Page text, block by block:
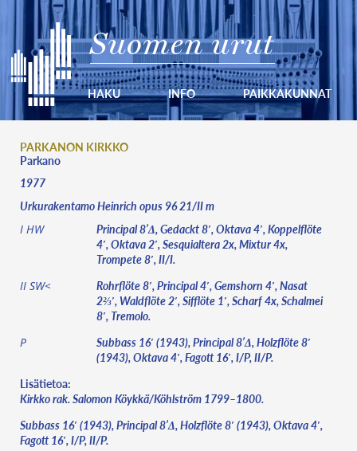
Suomen urut
HAKU INFO PAIKKAKUNNAT
PARKANON KIRKKO
Parkano
1977
Urkurakentamo Heinrich opus 96 21/II m
I HW
Principal 8’Δ, Gedackt 8′, Oktava 4′, Koppelflöte
4′, Oktava 2′, Sesquialtera 2x, Mixtur 4x,
Trompete 8′, II/I.
II SW<
Rohrflöte 8′, Principal 4′, Gemshorn 4′, Nasat
2⅔′, Waldflöte 2′, Sifflöte 1′, Scharf 4x, Schalmei
8′, Tremolo.
P
Subbass 16′ (1943), Principal 8’Δ, Holzflöte 8′
(1943), Oktava 4′, Fagott 16′, I/P, II/P.
Lisätietoa:
Kirkko rak. Salomon Köykkä/Köhlström 1799–1800.
Subbass 16′ (1943), Principal 8’Δ, Holzflöte 8′ (1943), Oktava 4′,
Fagott 16′, I/P, II/P.